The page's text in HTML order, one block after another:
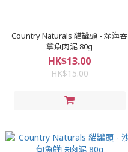
Country Naturals 貓罐頭 - 深海吞
拿魚肉泥 80g
HK$13.00
HK$15.00